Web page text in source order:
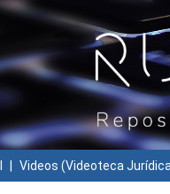
Videos (Videoteca